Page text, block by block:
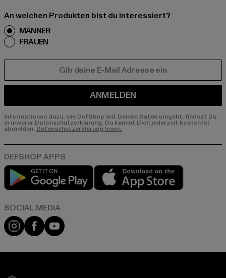
An welchen Produkten bist du interessiert?
MÄNNER
FRAUEN
ANMELDEN
Informationen dazu, wie DefShop mit Deinen Daten umgeht, findest Du
in unserer Datenschutzerklärung. Du kannst Dich jederzeit kostenfei
abmelden. Datenschutzerklärung lesen.
Play market
Instagram
FacebookYouTube